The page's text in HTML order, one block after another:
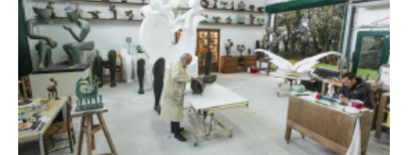
ShareThis is disabled. Allow
Apple Plans
Waze